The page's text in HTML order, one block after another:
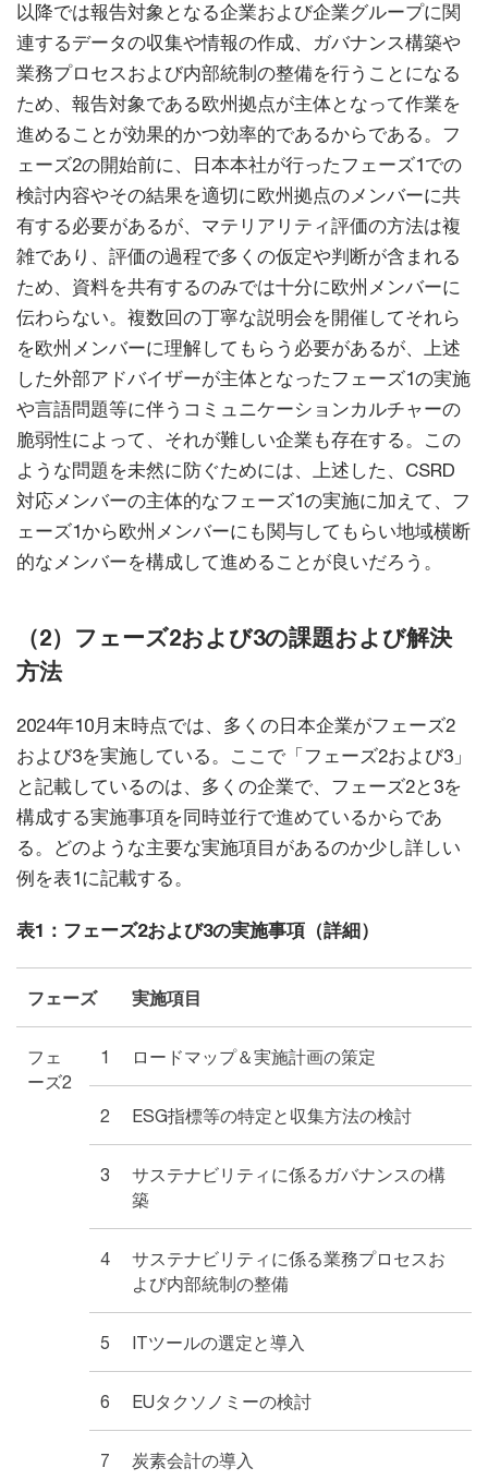
以降では報告対象となる企業および企業グループに関
連するデータの収集や情報の作成、ガバナンス構築や
業務プロセスおよび内部統制の整備を行うことになる
ため、報告対象である欧州拠点が主体となって作業を
進めることが効果的かつ効率的であるからである。フ
ェーズ2の開始前に、日本本社が行ったフェーズ1での
検討内容やその結果を適切に欧州拠点のメンバーに共
有する必要があるが、マテリアリティ評価の方法は複
雑であり、評価の過程で多くの仮定や判断が含まれる
ため、資料を共有するのみでは十分に欧州メンバーに
伝わらない。複数回の丁寧な説明会を開催してそれら
を欧州メンバーに理解してもらう必要があるが、上述
した外部アドバイザーが主体となったフェーズ1の実施
や言語問題等に伴うコミュニケーションカルチャーの
脆弱性によって、それが難しい企業も存在する。この
ような問題を未然に防ぐためには、上述した、CSRD
対応メンバーの主体的なフェーズ1の実施に加えて、フ
ェーズ1から欧州メンバーにも関与してもらい地域横断
的なメンバーを構成して進めることが良いだろう。
（2）フェーズ2および3の課題および解決
方法
2024年10月末時点では、多くの日本企業がフェーズ2
および3を実施している。ここで「フェーズ2および3」
と記載しているのは、多くの企業で、フェーズ2と3を
構成する実施事項を同時並行で進めているからであ
る。どのような主要な実施項目があるのか少し詳しい
例を表1に記載する。
表1：フェーズ2および3の実施事項（詳細）
フェーズ 実施項目
フェ
ーズ2
1 ロードマップ＆実施計画の策定
2 ESG指標等の特定と収集方法の検討
3
サステナビリティに係るガバナンスの構
築
4
サステナビリティに係る業務プロセスお
よび内部統制の整備
5 ITツールの選定と導入
6 EUタクソノミーの検討
7 炭素会計の導入